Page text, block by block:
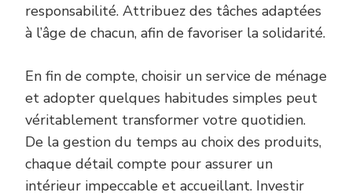
responsabilité. Attribuez des tâches adaptées
à l’âge de chacun, afin de favoriser la solidarité.
En fin de compte, choisir un service de ménage
et adopter quelques habitudes simples peut
véritablement transformer votre quotidien.
De la gestion du temps au choix des produits,
chaque détail compte pour assurer un
intérieur impeccable et accueillant. Investir